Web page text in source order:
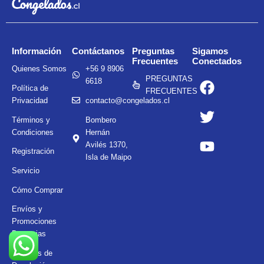
d
i
Información
Quienes Somos
Política de
Privacidad
Términos y
Condiciones
Registración
Servicio
Cómo Comprar
Envíos y
Promociones
Bancarias
Políticas de
Contáctanos
+56 9 8906
6618
contacto@congelados.cl
Bombero
Hernán
Avilés 1370,
Isla de Maipo
Preguntas
Frecuentes
PREGUNTAS
FRECUENTES
Sigamos
Conectados
F
a
c
e
b
o
T
w
i
t
t
e
Y
o
u
t
u
b